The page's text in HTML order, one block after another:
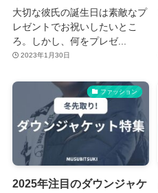
大切な彼氏の誕生日は素敵なプ
レゼントでお祝いしたいとこ
ろ。しかし、何をプレゼ...
2023年1月30日
ファッション
2025年注目のダウンジャケ